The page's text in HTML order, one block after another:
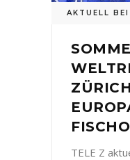
AKTUELL
TELE Z